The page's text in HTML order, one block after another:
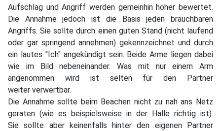
Aufschlag und Angriff werden gemeinhin höher bewertet.
Die Annahme jedoch ist die Basis jeden brauchbaren
Angriffs. Sie sollte durch einen guten Stand (nicht laufend
oder gar springend annehmen) gekennzeichnet und durch
ein lautes "Ich" angekündigt sein. Beide Arme liegen dabei
wie im Bild nebeneinander. Was mit nur einem Arm
angenommen wird ist selten für den Partner
weiter verwertbar.
Die Annahme sollte beim Beachen nicht zu nah ans Netz
geraten (wie es beispielsweise in der Halle richtig ist).
Sie sollte aber keinenfalls hinter den eigenen Partner